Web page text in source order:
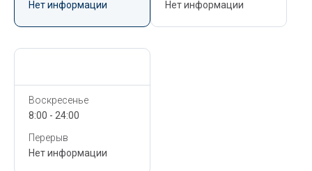
Нет информации
Нет информации
Воскресенье
8:00 - 24:00
Перерыв
Нет информации